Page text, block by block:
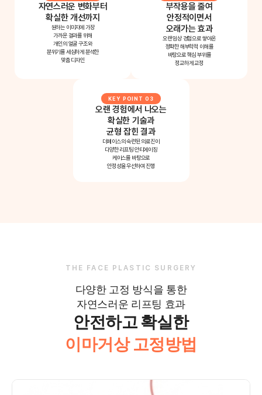
자연스러운 변화부터
확실한 개선까지
원하는 이미지에 가장
가까운 결과를 위해
개인의 얼굴 구조와
분위기를 세심하게 분석한
맞춤 디자인
부작용을 줄여
안정적이면서
오래가는 효과
오랜 임상 경험으로 쌓아온
정확한 해부학적 이해를
바탕으로 핵심 부위를
정교하게 교정
KEY POINT 03
오랜 경험에서 나오는
확실한 기술과
균형 잡힌 결과
더페이스의 숙련된 의료진이
다양한 리프팅·안티에이징
케이스를 바탕으로
안정성을 우선하여 진행
THE FACE PLASTIC SURGERY
다양한 고정 방식을 통한
자연스러운 리프팅 효과
안전하고 확실한
이마거상 고정방법